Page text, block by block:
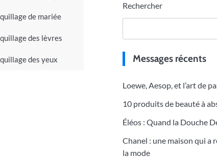
de mariée
des lèvres
des yeux
Rechercher
Messages récents
Loewe, Aesop, et l’art de
10 produits de beauté à
Éléos : Quand la Douche
Chanel : une maison qui a
la mode